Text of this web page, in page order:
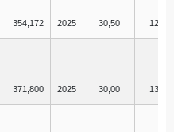
354,172 2025 30,50 12,50
371,800 2025 30,00 13,75